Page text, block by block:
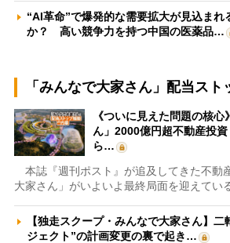
“AI革命”で爆発的な需要拡大が見込まれ
か？ 高い競争力を持つ中国の医薬品…
「みんなで大家さん」配当ス
《ついに見えた問題の核
ん」2000億円超不動産投資
ら…
本誌『週刊ポスト』が追及してきた不動
大家さん」がいよいよ最終局面を迎えてい
【独走スクープ・みんなで大家さん】二
ジェクト”の計画変更の裏で起き…